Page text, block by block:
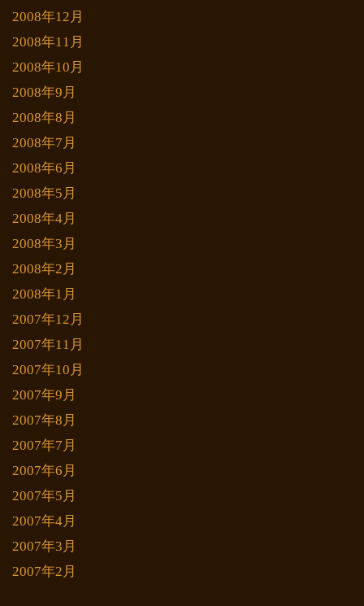
2008年12月
2008年11月
2008年10月
2008年9月
2008年8月
2008年7月
2008年6月
2008年5月
2008年4月
2008年3月
2008年2月
2008年1月
2007年12月
2007年11月
2007年10月
2007年9月
2007年8月
2007年7月
2007年6月
2007年5月
2007年4月
2007年3月
2007年2月